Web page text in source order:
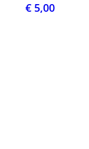
€ 5,00